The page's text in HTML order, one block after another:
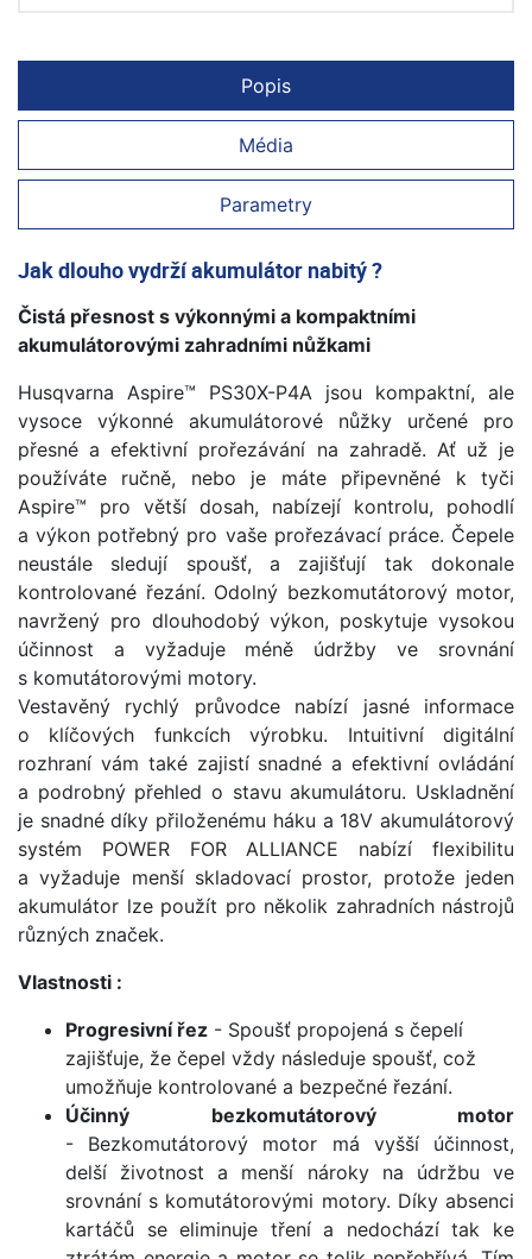
Popis
Média
Parametry
Jak dlouho vydrží akumulátor nabitý ?
Čistá přesnost s výkonnými a kompaktními
akumulátorovými zahradními nůžkami
Husqvarna Aspire™ PS30X-P4A jsou kompaktní, ale
vysoce výkonné akumulátorové nůžky určené pro
přesné a efektivní prořezávání na zahradě. Ať už je
používáte ručně, nebo je máte připevněné k tyči
Aspire™ pro větší dosah, nabízejí kontrolu, pohodlí
a výkon potřebný pro vaše prořezávací práce. Čepele
neustále sledují spoušť, a zajišťují tak dokonale
kontrolované řezání. Odolný bezkomutátorový motor,
navržený pro dlouhodobý výkon, poskytuje vysokou
účinnost a vyžaduje méně údržby ve srovnání
s komutátorovými motory. ​
Vestavěný rychlý průvodce nabízí jasné informace
o klíčových funkcích výrobku. Intuitivní digitální
rozhraní vám také zajistí snadné a efektivní ovládání
a podrobný přehled o stavu akumulátoru. Uskladnění
je snadné díky přiloženému háku a 18V akumulátorový
systém POWER FOR ALLIANCE nabízí flexibilitu
a vyžaduje menší skladovací prostor, protože jeden
akumulátor lze použít pro několik zahradních nástrojů
různých značek.
Vlastnosti :
Progresivní řez - Spoušť propojená s čepelí
zajišťuje, že čepel vždy následuje spoušť, což
umožňuje kontrolované a bezpečné řezání.
Účinný bezkomutátorový motor
- Bezkomutátorový motor má vyšší účinnost,
delší životnost a menší nároky na údržbu ve
srovnání s komutátorovými motory. Díky absenci
kartáčů se eliminuje tření a nedochází tak ke